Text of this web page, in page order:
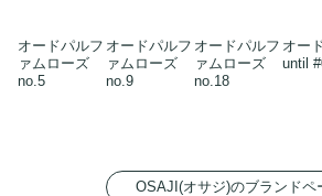
オードパルフ
ァムローズ
no.5
オードパルフ
ァムローズ
no.9
オードパルフ
ァムローズ
no.18
オー
until
OSAJI(オサジ)のブランドペ